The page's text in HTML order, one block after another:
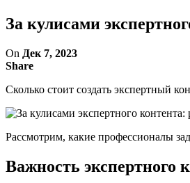
За кулисами
On Дек 7, 2023
Share
Сколько стоит создать экспертный
Рассмотрим, какие профессионалы
Важность экспертного